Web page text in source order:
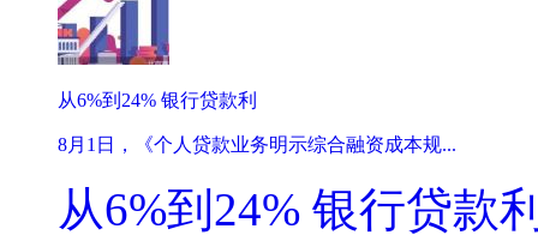
从6%到24% 银行贷款利
8月1日，《个人贷款业务明示综合融资成本规...
从6%到24% 银行贷款